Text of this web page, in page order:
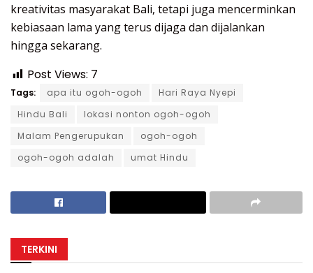
kreativitas masyarakat Bali, tetapi juga mencerminkan
kebiasaan lama yang terus dijaga dan dijalankan
hingga sekarang.
Post Views: 7
Tags: apa itu ogoh-ogoh
Hari Raya Nyepi
Hindu Bali
lokasi nonton ogoh-ogoh
Malam Pengerupukan
ogoh-ogoh
ogoh-ogoh adalah
umat Hindu
TERKINI